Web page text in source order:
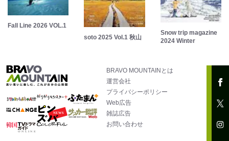
Fall Line 2026 VOL.1
soto 2025 Vol.1 秋山
Snow trip magazine
2024 Winter
BRAVO MOUNTAINとは
運営会社
プライバシーポリシー
Web広告
雑誌広告
お問い合わせ